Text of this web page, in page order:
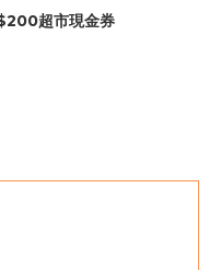
超市現金券